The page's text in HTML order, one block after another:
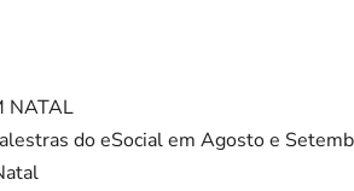
NATAL
do eSocial em Agosto e